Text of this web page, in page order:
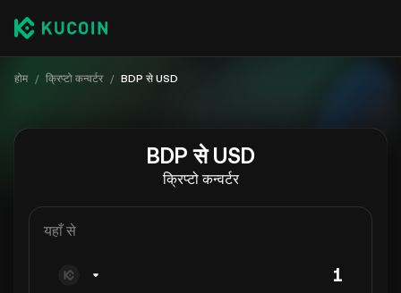
होम / क्रिप्टो कन्वर्टर / BDP से USD
BDP से USD
क्रिप्टो कन्वर्टर
यहाँ से